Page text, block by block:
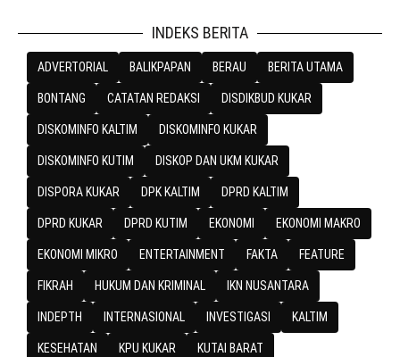
INDEKS BERITA
ADVERTORIAL BALIKPAPAN BERAU BERITA UTAMA
BONTANG CATATAN REDAKSI DISDIKBUD KUKAR
DISKOMINFO KALTIM DISKOMINFO KUKAR
DISKOMINFO KUTIM DISKOP DAN UKM KUKAR
DISPORA KUKAR DPK KALTIM DPRD KALTIM
DPRD KUKAR DPRD KUTIM EKONOMI EKONOMI MAKRO
EKONOMI MIKRO ENTERTAINMENT FAKTA FEATURE
FIKRAH HUKUM DAN KRIMINAL IKN NUSANTARA
INDEPTH INTERNASIONAL INVESTIGASI KALTIM
KESEHATAN KPU KUKAR KUTAI BARAT